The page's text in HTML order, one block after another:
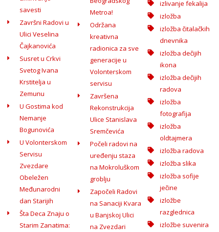
savesti
Završni Radovi u
Ulici Veselina
Čajkanovića
Susret u Crkvi
Svetog Ivana
Krstitelja u
Zemunu
U Gostima kod
Nemanje
Bogunovića
U Volonterskom
Servisu
Zvezdare
Obeležen
Međunarodni
dan Starijih
Šta Deca Znaju o
Starim Zanatima:
Metroa!
Održana
kreativna
radionica za sve
generacije u
Volonterskom
servisu
Završena
Rekonstrukcija
Ulice Stanislava
Sremčevića
Počeli radovi na
uređenju staza
na Mokroluškom
groblju
Započeli Radovi
na Sanaciji Kvara
u Banjskoj Ulici
na Zvezdari
izlivanje fekalija
izložba
izložba čitalačkih
dnevnika
izložba dečijih
ikona
izložba dečijih
radova
izložba
fotografija
izložba
oldtajmera
izložba radova
izložba slika
izložba sofije
ječine
izložbe
razglednica
izložbe suvenira